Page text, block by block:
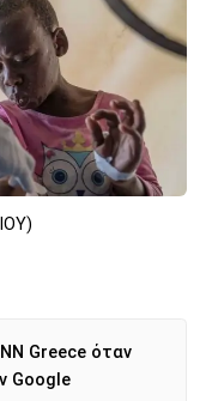
Greece όταν
Google